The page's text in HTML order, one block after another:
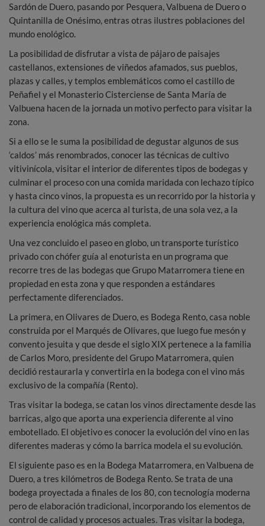
Sardón de Duero, pasando por Pesquera, Valbuena de Duero o
Quintanilla de Onésimo, entras otras ilustres poblaciones del
mundo enológico.
La posibilidad de disfrutar a vista de pájaro de paisajes
castellanos, extensiones de viñedos afamados, sus pueblos,
plazas y calles, y templos emblemáticos como el castillo de
Peñafiel y el Monasterio Cisterciense de Santa María de
Valbuena hacen de la jornada un motivo perfecto para visitar la
zona.
Si a ello se le suma la posibilidad de degustar algunos de sus
‘caldos’ más renombrados, conocer las técnicas de cultivo
vitivinícola, visitar el interior de diferentes tipos de bodegas y
culminar el proceso con una comida maridada con lechazo típico
y hasta cinco vinos, la propuesta es un recorrido por la historia y
la cultura del vino que acerca al turista, de una sola vez, a la
experiencia enológica más completa.
Una vez concluido el paseo en globo, un transporte turístico
privado con chófer guía al enoturista en un programa que
recorre tres de las bodegas que Grupo Matarromera tiene en
propiedad en esta zona y que responden a estándares
perfectamente diferenciados.
La primera, en Olivares de Duero, es Bodega Rento, casa noble
construida por el Marqués de Olivares, que luego fue mesón y
convento jesuita y que desde el siglo XIX pertenece a la familia
de Carlos Moro, presidente del Grupo Matarromera, quien
decidió restaurarla y convertirla en la bodega con el vino más
exclusivo de la compañía (Rento).
Tras visitar la bodega, se catan los vinos directamente desde las
barricas, algo que aporta una experiencia diferente al vino
embotellado. El objetivo es conocer la evolución del vino en las
diferentes maderas y cómo la barrica modela el su evolución.
El siguiente paso es en la Bodega Matarromera, en Valbuena de
Duero, a tres kilómetros de Bodega Rento. Se trata de una
bodega proyectada a finales de los 80, con tecnología moderna
pero de elaboración tradicional, incorporando los elementos de
control de calidad y procesos actuales. Tras visitar la bodega,